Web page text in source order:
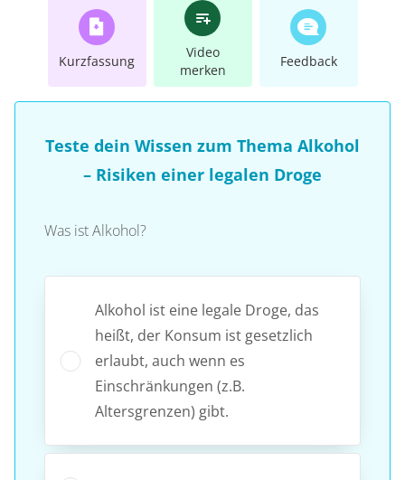
Kurzfassung
Video
merken
Feedback
Teste dein Wissen zum Thema Alkohol
– Risiken einer legalen Droge
Was ist Alkohol?
Alkohol ist eine legale Droge, das
heißt, der Konsum ist gesetzlich
erlaubt, auch wenn es
Einschränkungen (z.B.
Altersgrenzen) gibt.